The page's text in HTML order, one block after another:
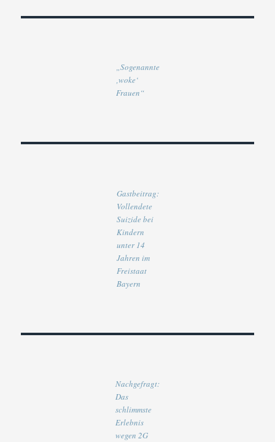
„Sogenannte
‚woke‘
Frauen“
Gastbeitrag:
Vollendete
Suizide bei
Kindern
unter 14
Jahren im
Freistaat
Bayern
Nachgefragt:
Das
schlimmste
Erlebnis
wegen 2G